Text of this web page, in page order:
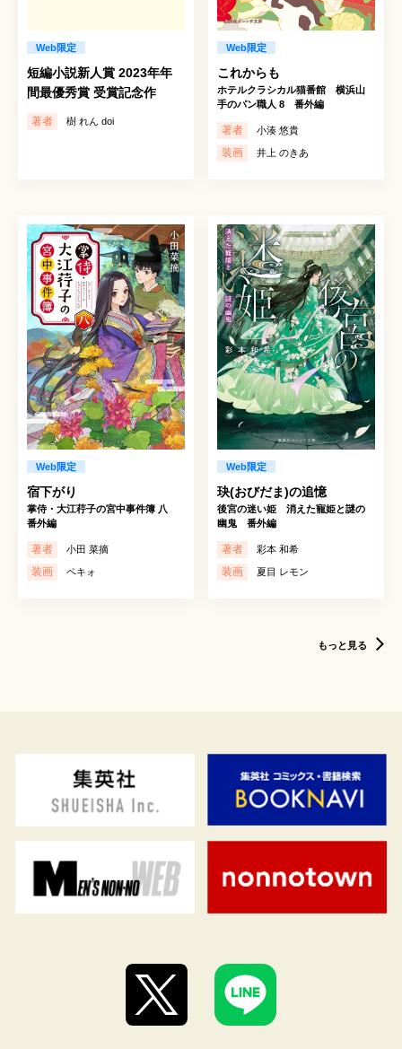
Web限定
短編小説新人賞 2023年年
間最優秀賞 受賞記念作
著者 樹 れん doi
Web限定
これからも
ホテルクラシカル猫番館 横浜山
手のパン職人 8 番外編
著者 小湊 悠貴
装画 井上 のきあ
Web限定
宿下がり
掌侍・大江荇子の宮中事件簿 八
番外編
著者 小田 菜摘
装画 ペキォ
Web限定
玦(おびだま)の追憶
後宮の迷い姫 消えた寵姫と謎の
幽鬼 番外編
著者 彩本 和希
装画 夏目 レモン
もっと見る